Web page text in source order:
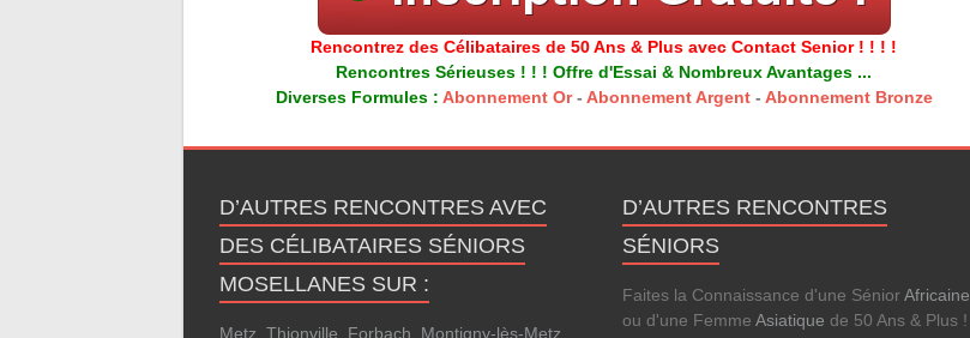
Rencontrez des Célibataires de 50 Ans & Plus avec Contact Senior ! ! ! !
Rencontres Sérieuses ! ! ! Offre d'Essai & Nombreux Avantages ...
Diverses Formules : Abonnement Or- Abonnement Argent- Abonnement Bronze
D’AUTRES RENCONTRES AVEC
DES CÉLIBATAIRES SÉNIORS
MOSELLANES SUR :
Metz Thionville Forbach Montigny-lès-Metz
D’AUTRES RENCONTRES
SÉNIORS
Faites la Connaissance d'une SéniorAfricaine
ou d'une Femme Asiatique de 50 Ans & Plus !